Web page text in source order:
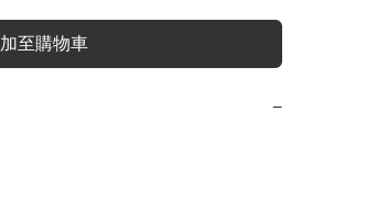
加至購物車
−